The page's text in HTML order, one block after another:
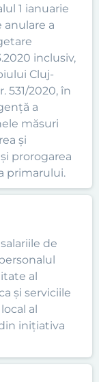
1 ianuarie
anulare a
inclusiv,
Cluj-
531/2020, în
a
măsuri
și
prorogarea
primarului.
de
al
și serviciile
al
inițiativa